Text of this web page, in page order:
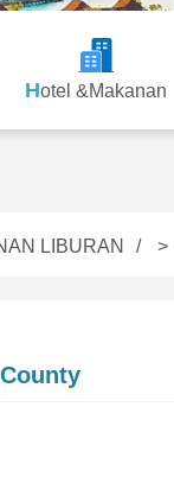
Hotel &Makanan
LIBURAN >